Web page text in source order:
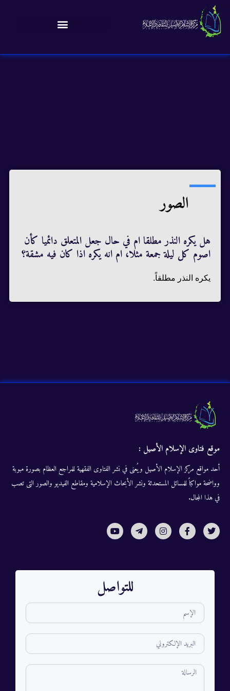
الصور
هل يكره النذر مطلقا ام في حال جعل المتعلق دائميا كأن
اصوم كل ليلة جمعة مثلا، ام انه يكره اذا كان فيه مشقة؟
يكره النذر مطلقاً.
موقع فتاوى الإسلام الأصيل :
أحد مواقع مركز الإسلام الأصيل ويُعنى في نشر الفتاوى الفقهية للمراجع العظام بصورة مبوبة
وواضحة مواكباً للمسائل المستحدثة ونشر الأبحاث الإسلامية ومقاطع الفيديو والصور التى تصب
في هذا المجال.
للتواصل